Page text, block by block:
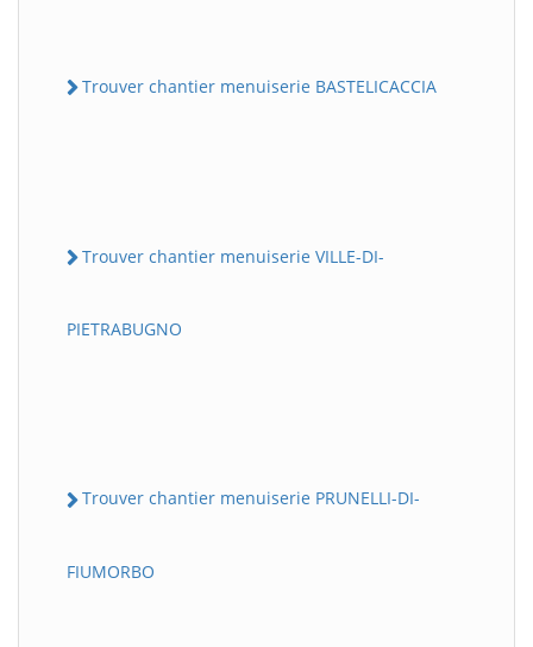
Trouver chantier menuiserie BASTELICACCIA
Trouver chantier menuiserie VILLE-DI-
PIETRABUGNO
Trouver chantier menuiserie PRUNELLI-DI-
FIUMORBO